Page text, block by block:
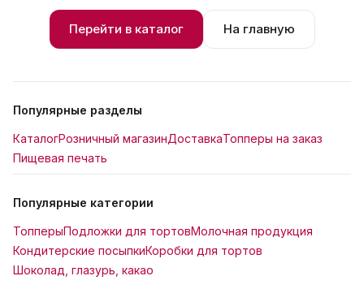
Перейти в каталог На главную
Популярные разделы
КаталогРозничный магазинДоставкаТопперы на заказ
Пищевая печать
Популярные категории
ТопперыПодложки для тортовМолочная продукция
Кондитерские посыпкиКоробки для тортов
Шоколад, глазурь, какао